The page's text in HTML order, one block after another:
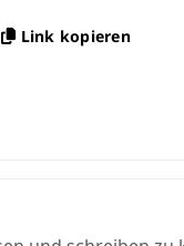
Link kopieren